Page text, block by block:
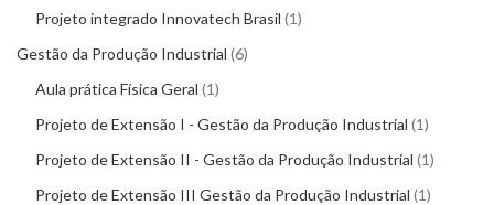
Projeto integrado Innovatech Brasil 1
Gestão da Produção Industrial 6
Aula prática Física Geral 1
Projeto de Extensão I - Gestão da Produção Industrial 1
Projeto de Extensão II - Gestão da Produção Industrial 1
Projeto de Extensão III Gestão da Produção Industrial 1